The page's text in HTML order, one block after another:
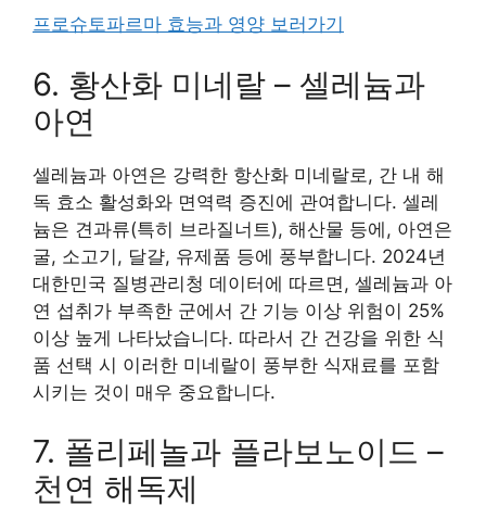
프로슈토파르마 효능과 영양 보러가기
6. 황산화 미네랄 – 셀레늄과
아연
셀레늄과 아연은 강력한 항산화 미네랄로, 간 내 해
독 효소 활성화와 면역력 증진에 관여합니다. 셀레
늄은 견과류(특히 브라질너트), 해산물 등에, 아연은
굴, 소고기, 달걀, 유제품 등에 풍부합니다. 2024년
대한민국 질병관리청 데이터에 따르면, 셀레늄과 아
연 섭취가 부족한 군에서 간 기능 이상 위험이 25%
이상 높게 나타났습니다. 따라서 간 건강을 위한 식
품 선택 시 이러한 미네랄이 풍부한 식재료를 포함
시키는 것이 매우 중요합니다.
7. 폴리페놀과 플라보노이드 –
천연 해독제